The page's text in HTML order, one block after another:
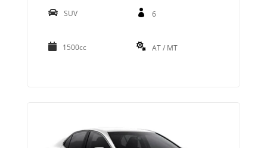
SUV 6
1500cc AT / MT